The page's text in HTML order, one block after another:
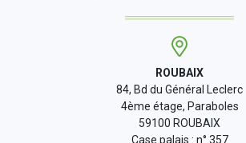
ROUBAIX
84, Bd du Général Leclerc
4ème étage, Paraboles
59100 ROUBAIX
Case palais : n° 357